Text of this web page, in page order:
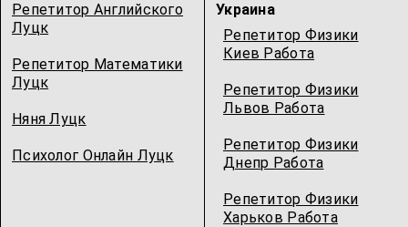
Репетитор Английского
Луцк
Репетитор Математики
Луцк
Няня Луцк
Психолог Онлайн Луцк
Украина
Репетитор Физики
Киев Работа
Репетитор Физики
Львов Работа
Репетитор Физики
Днепр Работа
Репетитор Физики
Харьков Работа